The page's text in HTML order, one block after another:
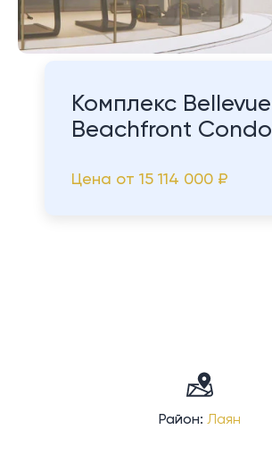
Комплекс Bellevue
Beachfront Condo
Цена от 15 114 000 ₽
Район: Лаян